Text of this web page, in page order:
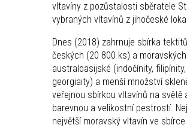
vltavíny z pozůstalosti sběratele
vybraných vltavínů z jihočeské
Dnes (2018) zahrnuje sbírka
českých (20 800 ks) a
australoasijské (indočínity,
georgiaity) a menší množství
veřejnou sbírkou vltavínů na
barevnou a velikostní pestrostí.
největší moravský vltavín ve